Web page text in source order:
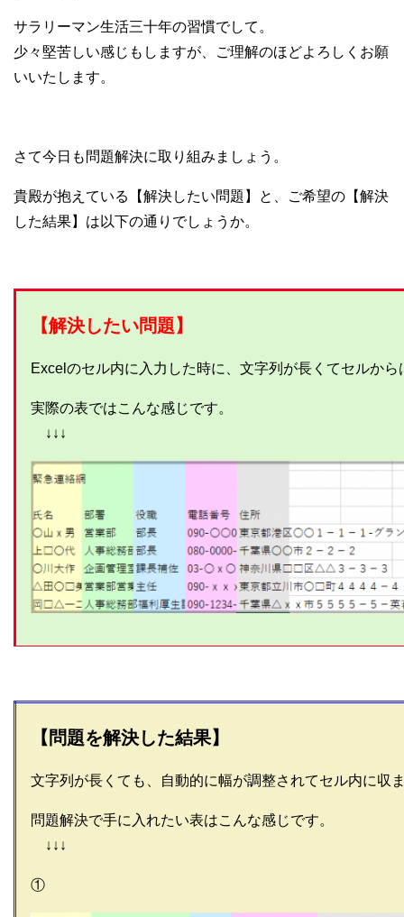
サラリーマン生活三十年の習慣でして。
少々堅苦しい感じもしますが、ご理解のほどよろしくお願
いいたします。
さて今日も問題解決に取り組みましょう。
貴殿が抱えている【解決したい問題】と、ご希望の【解決
した結果】は以下の通りでしょうか。
【解決したい問題】
Excelのセル内に入力した時に、文字列が長くてセルか
実際の表ではこんな感じです。
↓↓↓
【問題を解決した結果】
文字列が長くても、自動的に幅が調整されてセル内に収
問題解決で手に入れたい表はこんな感じです。
↓↓↓
①